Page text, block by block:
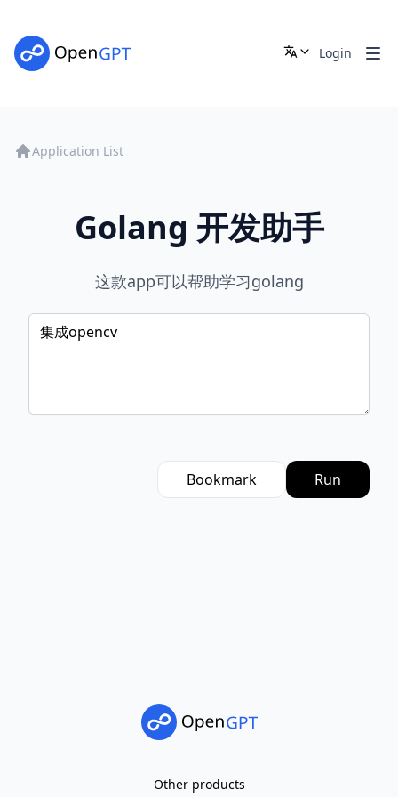
Login
Application List
Golang 开发助手
这款app可以帮助学习golang
Bookmark Run
Other products